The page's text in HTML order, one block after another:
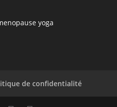
de confidentialité